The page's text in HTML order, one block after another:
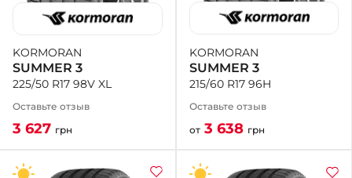
KORMORAN
SUMMER 3
225/50 R17 98V XL
Оставьте отзыв
3 627 грн
KORMORAN
SUMMER 3
215/60 R17 96H
Оставьте отзыв
от 3 638 грн